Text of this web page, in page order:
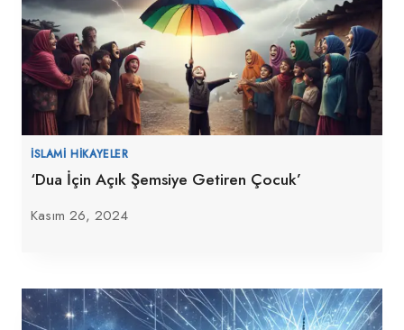
İSLAMI HIKAYELER
‘Dua İçin Açık Şemsiye Getiren Çocuk’
Kasım 26, 2024